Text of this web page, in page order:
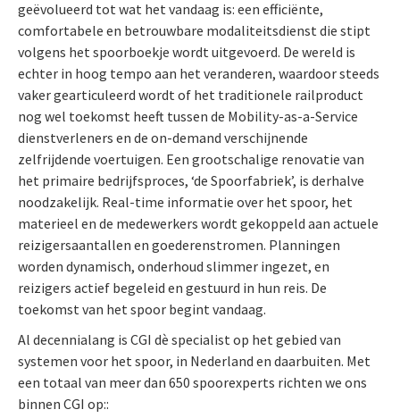
geëvolueerd tot wat het vandaag is: een efficiënte,
comfortabele en betrouwbare modaliteitsdienst die stipt
volgens het spoorboekje wordt uitgevoerd. De wereld is
echter in hoog tempo aan het veranderen, waardoor steeds
vaker gearticuleerd wordt of het traditionele railproduct
nog wel toekomst heeft tussen de Mobility-as-a-Service
dienstverleners en de on-demand verschijnende
zelfrijdende voertuigen. Een grootschalige renovatie van
het primaire bedrijfsproces, ‘de Spoorfabriek’, is derhalve
noodzakelijk. Real-time informatie over het spoor, het
materieel en de medewerkers wordt gekoppeld aan actuele
reizigersaantallen en goederenstromen. Planningen
worden dynamisch, onderhoud slimmer ingezet, en
reizigers actief begeleid en gestuurd in hun reis. De
toekomst van het spoor begint vandaag.
Al decennialang is CGI dè specialist op het gebied van
systemen voor het spoor, in Nederland en daarbuiten. Met
een totaal van meer dan 650 spoorexperts richten we ons
binnen CGI op::